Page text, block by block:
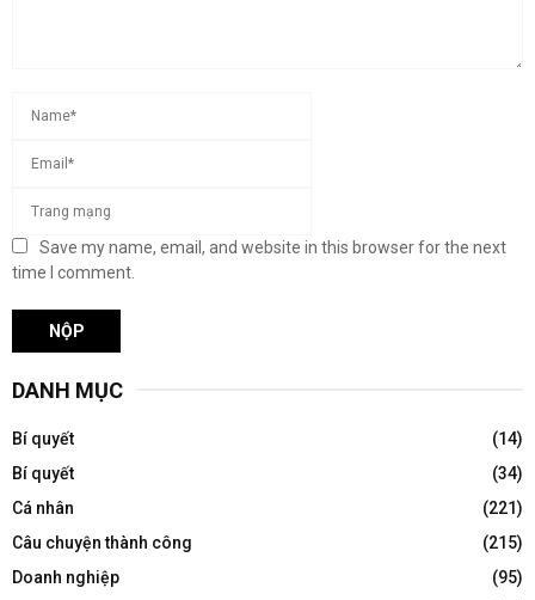
Save my name, email, and website in this browser for the next
time I comment.
DANH MỤC
Bí quyết
(14)
Bí quyết
(34)
Cá nhân
(221)
Câu chuyện thành công
(215)
Doanh nghiệp
(95)